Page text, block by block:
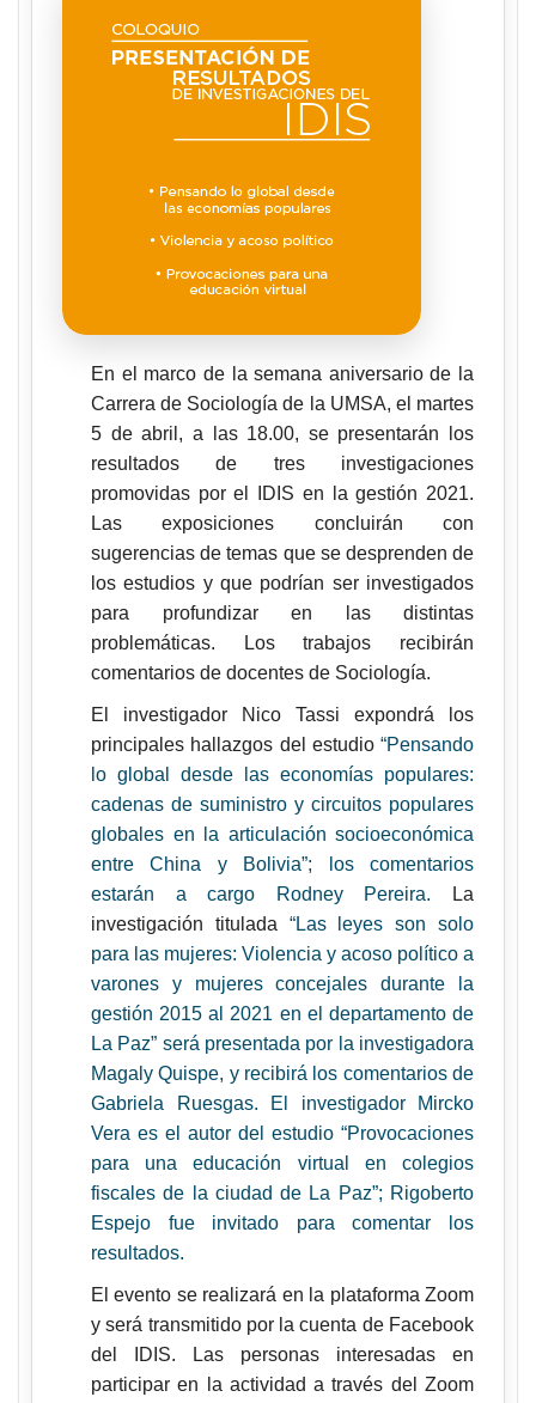
En el marco de la semana aniversario de la
Carrera de Sociología de la UMSA, el martes
5 de abril, a las 18.00, se presentarán los
resultados de tres investigaciones
promovidas por el IDIS en la gestión 2021.
Las exposiciones concluirán con
sugerencias de temas que se desprenden de
los estudios y que podrían ser investigados
para profundizar en las distintas
problemáticas. Los trabajos recibirán
comentarios de docentes de Sociología.
El investigador Nico Tassi expondrá los
principales hallazgos del estudio “Pensando
lo global desde las economías populares:
cadenas de suministro y circuitos populares
globales en la articulación socioeconómica
entre China y Bolivia”; loscomentarios
estarán a cargo
Rodney Pereira. La
investigación titulada “Las leyes son solo
para las mujeres: Violencia y acoso político a
varones y mujeres concejales durante la
gestión 2015 al 2021 en el departamento de
La Paz” será presentada por la investigadora
Magaly Quispe, y recibirá los comentarios de
Gabriela Ruesgas. El investigador Mircko
Vera es el autor del estudio “Provocaciones
para una educación virtual en colegios
fiscales de la ciudad de La Paz”; Rigoberto
Espejo fue invitado para comentar los
resultados.
El evento se realizará en la plataforma Zoom
y será transmitido por la cuenta de Facebook
del IDIS. Las personas interesadas en
participar en la actividad a través del Zoom